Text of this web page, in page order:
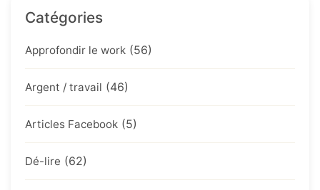
Catégories
Approfondir le work (56)
Argent / travail (46)
Articles Facebook (5)
Dé-lire (62)